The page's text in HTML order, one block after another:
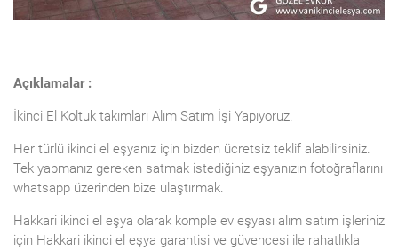
Açıklamalar :
İkinci El Koltuk takımları Alım Satım İşi Yapıyoruz.
Her türlü ikinci el eşyanız için bizden ücretsiz teklif alabilirsiniz.
Tek yapmanız gereken satmak istediğiniz eşyanızın fotoğraflarını
whatsapp üzerinden bize ulaştırmak.
Hakkari ikinci el eşya olarak komple ev eşyası alım satım işleriniz
için Hakkari ikinci el eşya garantisi ve güvencesi ile rahatlıkla